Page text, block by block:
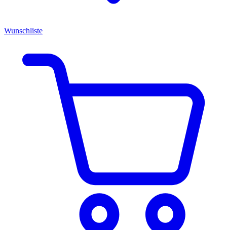
Wunschliste